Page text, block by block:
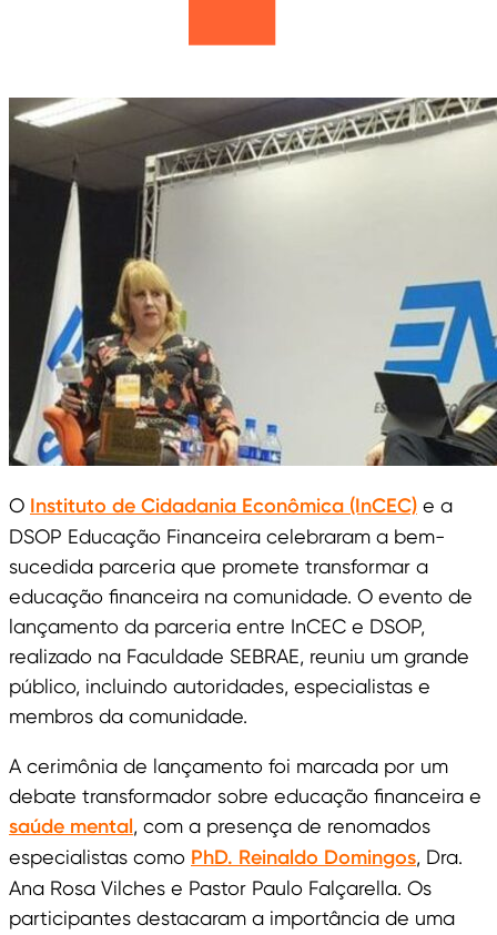
O Instituto de Cidadania Econômica (InCEC) e a
DSOP Educação Financeira celebraram a bem-
sucedida parceria que promete transformar a
educação financeira na comunidade. O evento de
lançamento da parceria entre InCEC e DSOP,
realizado na Faculdade SEBRAE, reuniu um grande
público, incluindo autoridades, especialistas e
membros da comunidade.
A cerimônia de lançamento foi marcada por um
debate transformador sobre educação financeira e
saúde mental, com a presença de renomados
especialistas como PhD. Reinaldo Domingos, Dra.
Ana Rosa Vilches e Pastor Paulo Falçarella. Os
participantes destacaram a importância de uma